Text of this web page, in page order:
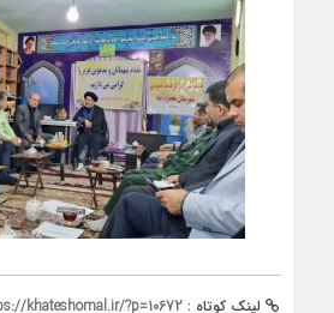
لینک کوتاه : khateshomal.ir/?p=10672